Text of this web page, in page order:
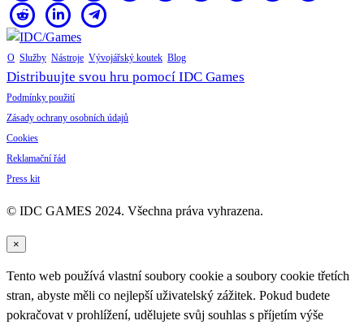
O Služby Nástroje Vývojářský koutek Blog
Distribuujte svou hru pomocí IDC Games
Podmínky použití
Zásady ochrany osobních údajů
Cookies
Reklamační řád
Press kit
© IDC GAMES 2024. Všechna práva vyhrazena.
×
Tento web používá vlastní soubory cookie a soubory cookie třetích
stran, abyste měli co nejlepší uživatelský zážitek. Pokud budete
pokračovat v prohlížení, udělujete svůj souhlas s příjetím výše